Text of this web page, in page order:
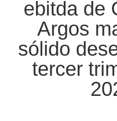
ebitda de
Argos
sólido
tercer